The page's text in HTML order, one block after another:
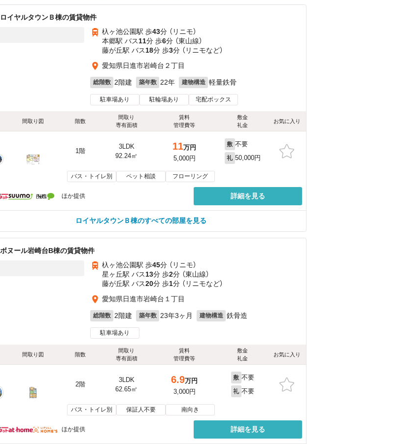
ロイヤルタウンＢ棟の賃貸物件
杁ヶ池公園駅 歩43分 （リニモ）
本郷駅 バス11分 歩6分 （東山線）
藤が丘駅 バス18分 歩3分 （リニモなど）
愛知県日進市岩崎台２丁目
総階数 2階建 築年数 22年 建物構造 軽量鉄骨
駐車場あり 駐輪場あり 宅配ボックス
間取り図 階数
間取り
専有面積
賃料
管理費等
敷金
礼金
お気に入り
1階
3LDK
92.24㎡
11万円
5,000円
敷 不要
礼 50,000円
バス・トイレ別 ペット相談 フローリング
ほか提供 詳細を見る
ロイヤルタウンＢ棟のすべての部屋を見る
ボヌール岩崎台B棟の賃貸物件
杁ヶ池公園駅 歩45分 （リニモ）
星ヶ丘駅 バス13分 歩2分 （東山線）
藤が丘駅 バス20分 歩1分 （リニモなど）
愛知県日進市岩崎台１丁目
総階数 2階建 築年数 23年3ヶ月 建物構造 鉄骨造
駐車場あり
間取り図 階数
間取り
専有面積
賃料
管理費等
敷金
礼金
お気に入り
2階
3LDK
62.65㎡
6.9万円
3,000円
敷 不要
礼 不要
バス・トイレ別 保証人不要 南向き
ほか提供 詳細を見る